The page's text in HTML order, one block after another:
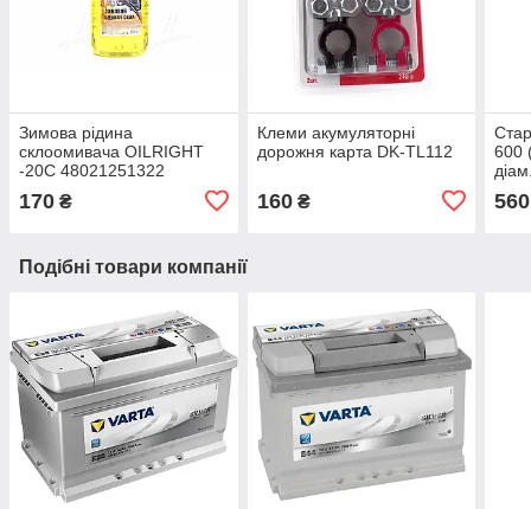
Зимова рідина
склоомивача OILRIGHT
-20C 48021251322
170 ₴
Клеми акумуляторні
дорожня карта DK-TL112
160₴
600
560
Подібні товари компанії